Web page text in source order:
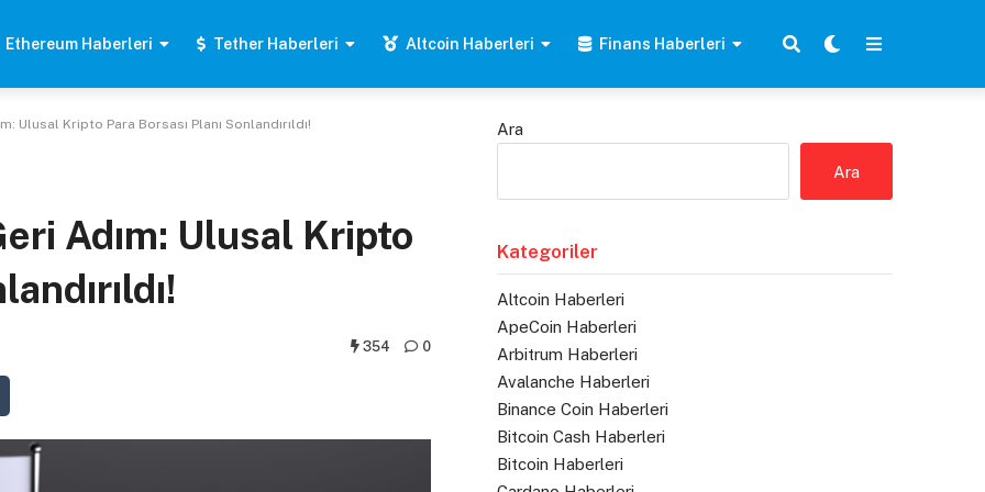
Ethereum Haberleri Tether Haberleri Altcoin Haberleri Finans Haberleri
Ulusal Kripto Para Borsası Planı Sonlandırıldı!
Adım: Ulusal Kripto
354 0
Ara
Ara
Kategoriler
Altcoin Haberleri
ApeCoin Haberleri
Arbitrum Haberleri
Avalanche Haberleri
Binance Coin Haberleri
Bitcoin Cash Haberleri
Bitcoin Haberleri